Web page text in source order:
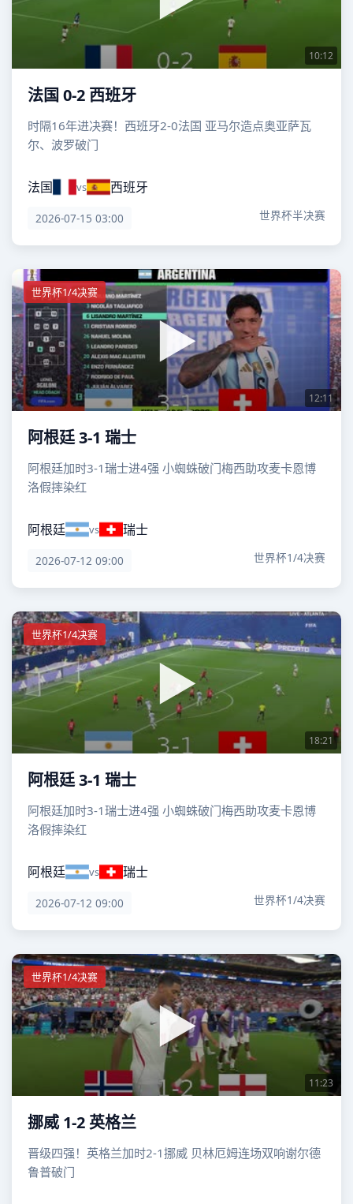
10:12
法国 0-2 西班牙
时隔16年进决赛！西班牙2-0法国 亚马尔造点奥亚萨瓦
尔、波罗破门
法国 vs 西班牙
2026-07-15 03:00 世界杯半决赛
世界杯1/4决赛
12:11
阿根廷 3-1 瑞士
阿根廷加时3-1瑞士进4强 小蜘蛛破门梅西助攻麦卡恩博
洛假摔染红
阿根廷 vs 瑞士
2026-07-12 09:00 世界杯1/4决赛
世界杯1/4决赛
18:21
阿根廷 3-1 瑞士
阿根廷加时3-1瑞士进4强 小蜘蛛破门梅西助攻麦卡恩博
洛假摔染红
阿根廷 vs 瑞士
2026-07-12 09:00 世界杯1/4决赛
世界杯1/4决赛
11:23
挪威 1-2 英格兰
晋级四强！英格兰加时2-1挪威 贝林厄姆连场双响谢尔德
鲁普破门